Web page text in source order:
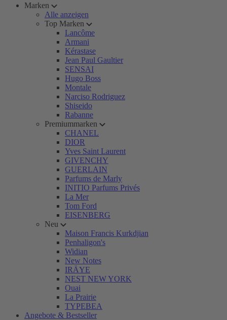
Marken
Alle anzeigen
Top Marken
Lancôme
Armani
Kérastase
Jean Paul Gaultier
SENSAI
Hugo Boss
Montale
Narciso Rodriguez
Shiseido
Rabanne
Premiummarken
CHANEL
DIOR
Yves Saint Laurent
GIVENCHY
GUERLAIN
Parfums de Marly
INITIO Parfums Privés
La Mer
Tom Ford
EISENBERG
Neu
Maison Francis Kurkdjian
Penhaligon's
Widian
New Notes
IRÄYE
NEST NEW YORK
Ouai
La Prairie
TYPEBEA
Angebote & Bestseller